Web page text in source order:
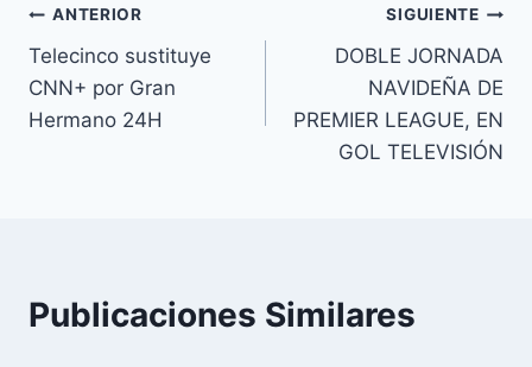
Navegación
de
entradas
ANTERIOR
Telecinco sustituye
CNN+ por Gran
Hermano 24H
SIGUIENTE
DOBLE JORNADA
NAVIDEÑA DE
PREMIER LEAGUE, EN
GOL TELEVISIÓN
Publicaciones Similares